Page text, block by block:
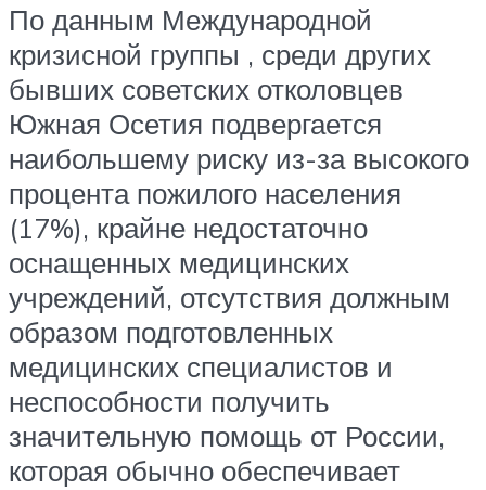
По данным Международной
кризисной группы , среди других
бывших советских отколовцев
Южная Осетия подвергается
наибольшему риску из-за высокого
процента пожилого населения
(17%), крайне недостаточно
оснащенных медицинских
учреждений, отсутствия должным
образом подготовленных
медицинских специалистов и
неспособности получить
значительную помощь от России,
которая обычно обеспечивает